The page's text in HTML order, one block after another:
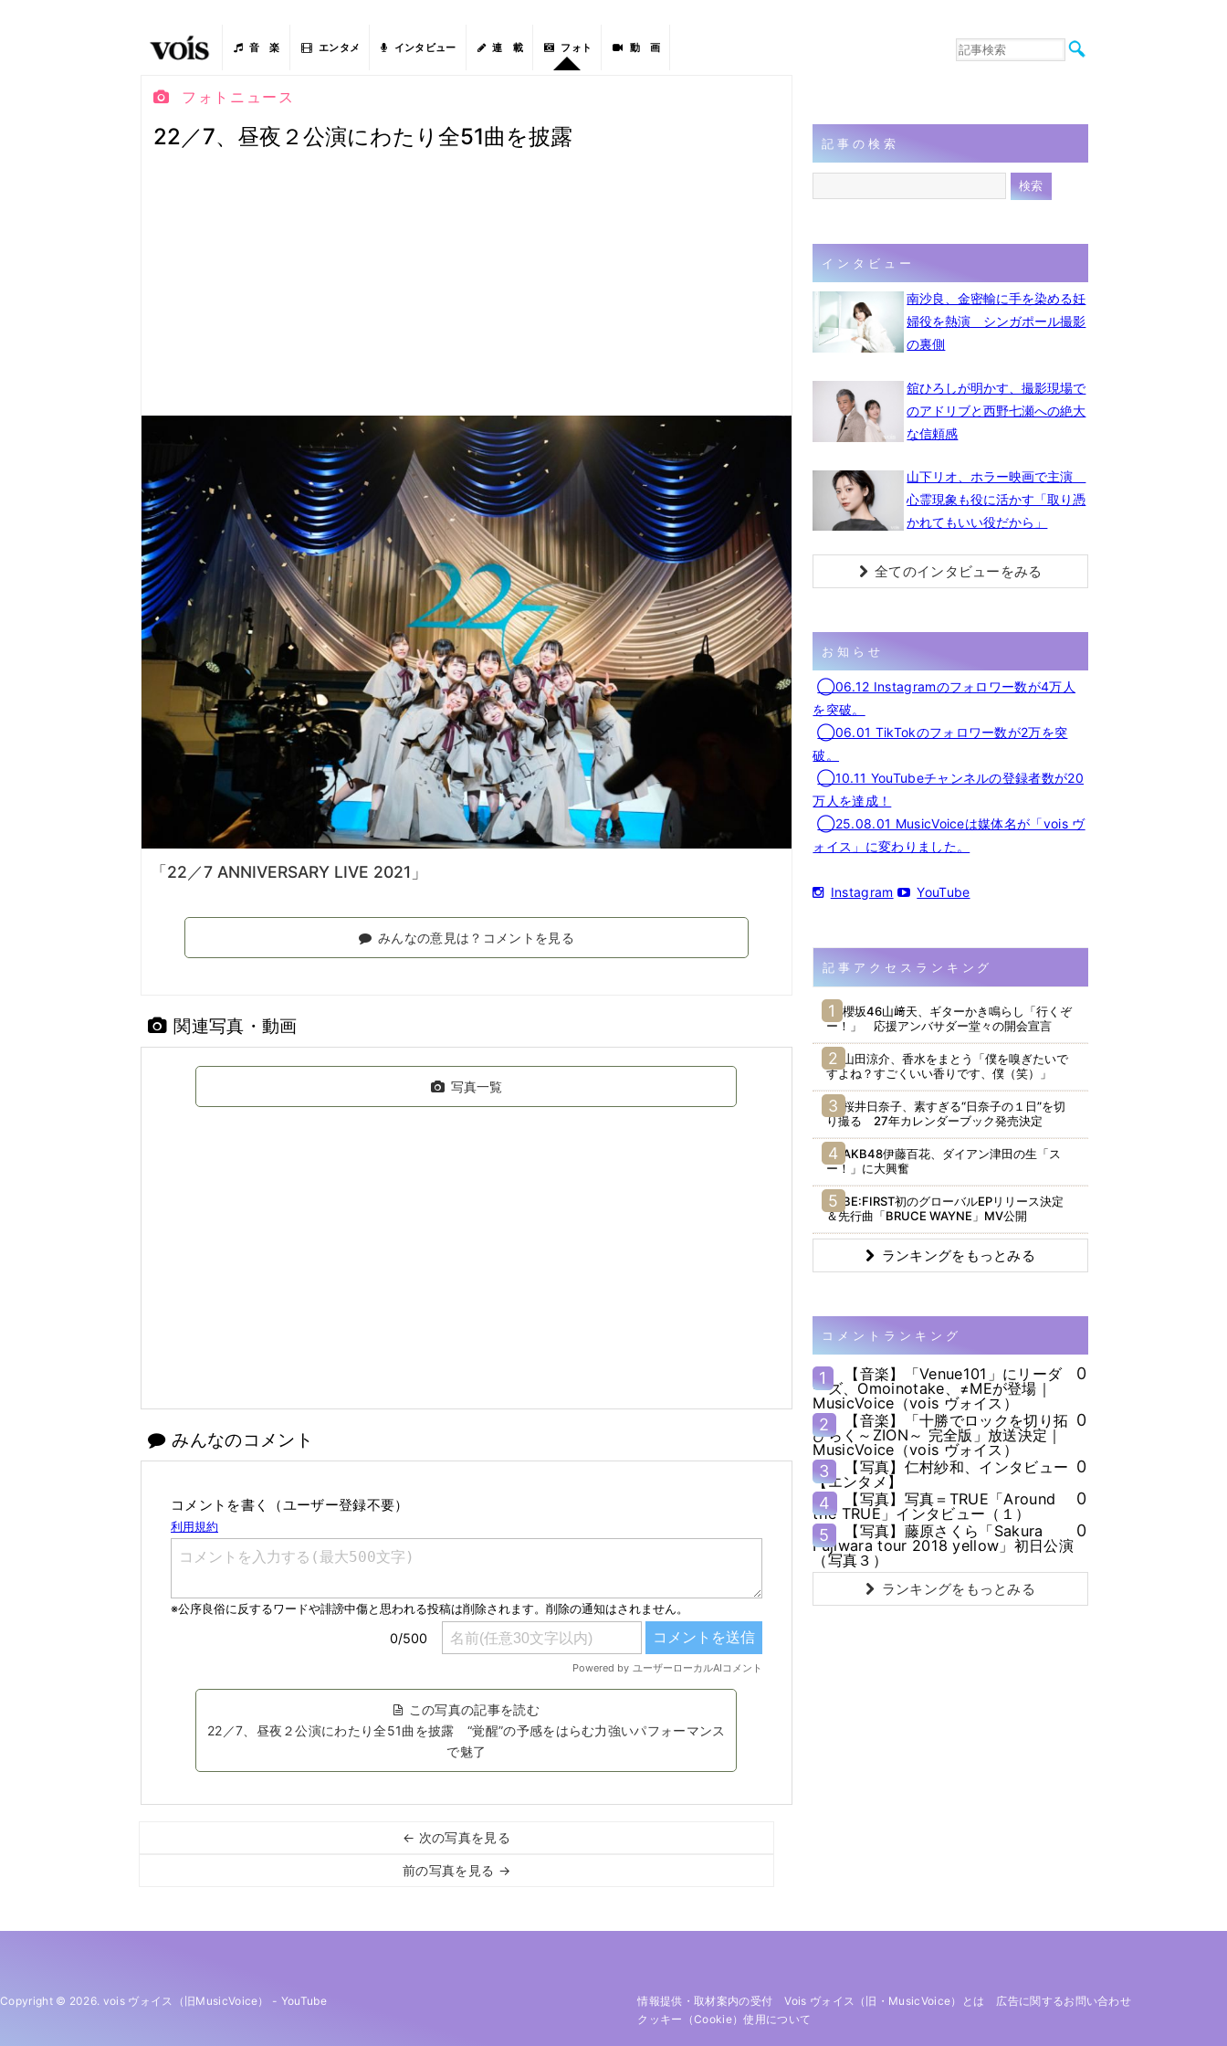
音 楽 エンタメ インタビュー 連 載 フォト 動 画
音楽
連載
フォト
フォトニュース
22／7、昼夜２公演にわたり全51曲を披露
「22／7 ANNIVERSARY LIVE 2021」
みんなの意見は？コメントを見る
関連写真・動画
写真一覧
みんなのコメント
コメントを書く（ユーザー登録不要）
この写真の記事を読む
22／7、昼夜２公演にわたり全51曲を披露 “覚醒”の予感をはらむ力強いパフォーマンス
で魅了
← 次の写真を見る
前の写真を見る →
記事の検索
インタビュー
南沙良、金密輸に手を染める妊
婦役を熱演 シンガポール撮影
の裏側
舘ひろしが明かす、撮影現場で
のアドリブと西野七瀬への絶大
な信頼感
山下リオ、ホラー映画で主演
心霊現象も役に活かす「取り憑
かれてもいい役だから」
全てのインタビューをみる
お知らせ
◯06.12 Instagramのフォロワー数が4万人
を突破。
◯06.01 TikTokのフォロワー数が2万を突
破。
◯10.11 YouTubeチャンネルの登録者数が20
万人を達成！
◯25.08.01 MusicVoiceは媒体名が「vois ヴ
ォイス」に変わりました。
Instagram YouTube
記事アクセスランキング
櫻坂46山﨑天、ギターかき鳴らし「行くぞ
ー！」 応援アンバサダー堂々の開会宣言
山田涼介、香水をまとう「僕を嗅ぎたいで
すよね？すごくいい香りです、僕（笑）」
桜井日奈子、素すぎる“日奈子の１日”を切
り撮る 27年カレンダーブック発売決定
AKB48伊藤百花、ダイアン津田の生「ス
ー！」に大興奮
BE:FIRST初のグローバルEPリリース決定
＆先行曲「BRUCE WAYNE」MV公開
ランキングをもっとみる
コメントランキング
1
【音楽】「Venue101」にリーダ
ーズ、Omoinotake、≠MEが登場｜
MusicVoice（vois ヴォイス）
0
2
【音楽】「十勝でロックを切り拓
ひらく～ZION～ 完全版」放送決定｜
MusicVoice（vois ヴォイス）
0
3
【写真】仁村紗和、インタビュー
【エンタメ】
0
4
【写真】写真＝TRUE「Around
the TRUE」インタビュー（１）
0
5
【写真】藤原さくら「Sakura
Fujiwara tour 2018 yellow」初日公演
（写真３）
0
ランキングをもっとみる
Copyright © 2026. vois ヴォイス（旧MusicVoice） - YouTube 情報提供・取材案内の受付 Vois ヴォイス（旧・MusicVoice）とは
広告に関するお問い合わせ
クッキー（cookie）使用について